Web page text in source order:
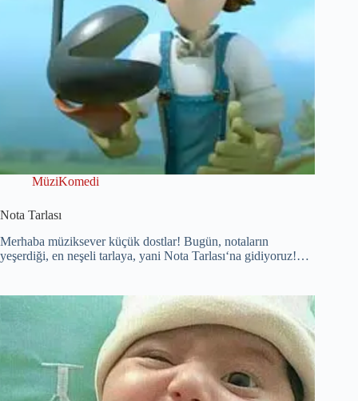
MüziKomedi
Nota Tarlası
Merhaba müziksever küçük dostlar! Bugün, notaların
yeşerdiği, en neşeli tarlaya, yani Nota Tarlası‘na gidiyoruz!…